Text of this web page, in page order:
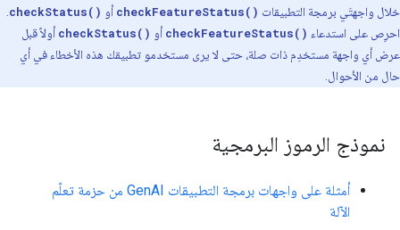
خلال واجهتَي برمجة التطبيقات checkFeatureStatus() أو checkStatus()
احرِص على استدعاء checkFeatureStatus() أو checkStatus() أولاً قبل
عرض أي واجهة مستخدِم ذات صلة، حتى لا يرى مستخدمو تطبيقك هذه الأخطاء في أي
حال من الأحوال.
نموذج الرموز البرمجية
أمثلة على واجهات برمجة التطبيقات GenAI من حزمة تعلّم
الآلة